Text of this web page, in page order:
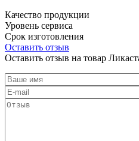
Качество продукции
Уровень сервиса
Срок изготовления
Оставить отзыв
Оставить отзыв на товар